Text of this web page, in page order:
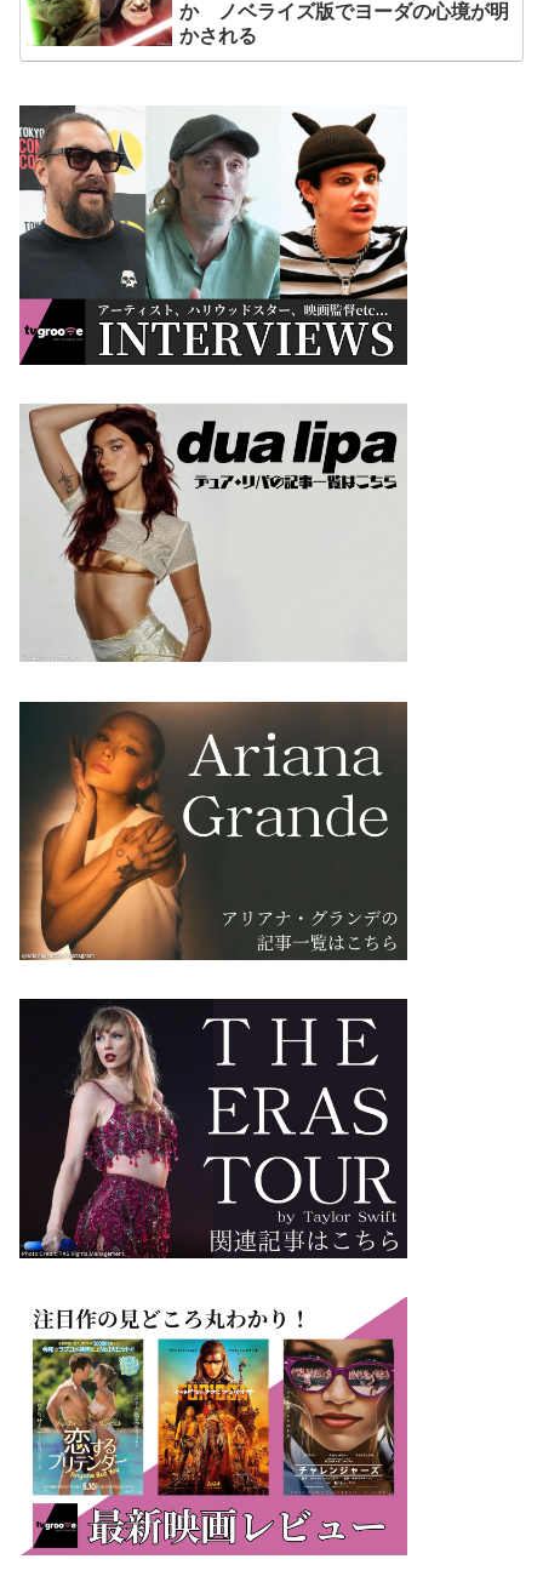
か ノベライズ版でヨーダの心境が明
かされる